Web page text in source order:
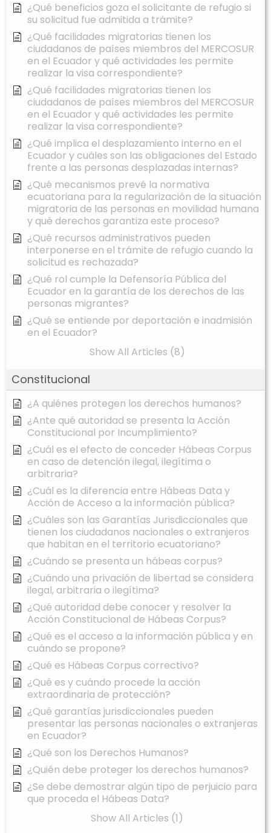
¿Qué beneficios goza el solicitante de refugio si
su solicitud fue admitida a trámite?
¿Qué facilidades migratorias tienen los
ciudadanos de países miembros del MERCOSUR
en el Ecuador y qué actividades les permite
realizar la visa correspondiente?
¿Qué facilidades migratorias tienen los
ciudadanos de países miembros del MERCOSUR
en el Ecuador y qué actividades les permite
realizar la visa correspondiente?
¿Qué implica el desplazamiento interno en el
Ecuador y cuáles son las obligaciones del Estado
frente a las personas desplazadas internas?
¿Qué mecanismos prevé la normativa
ecuatoriana para la regularización de la situación
migratoria de las personas en movilidad humana
y qué derechos garantiza este proceso?
¿Qué recursos administrativos pueden
interponerse en el trámite de refugio cuando la
solicitud es rechazada?
¿Qué rol cumple la Defensoría Pública del
Ecuador en la garantía de los derechos de las
personas migrantes?
¿Qué se entiende por deportación e inadmisión
en el Ecuador?
Show All Articles (8)
Constitucional
¿A quiénes protegen los derechos humanos?
¿Ante qué autoridad se presenta la Acción
Constitucional por Incumplimiento?
¿Cuál es el efecto de conceder Hábeas Corpus
en caso de detención ilegal, ilegítima o
arbitraria?
¿Cuál es la diferencia entre Hábeas Data y
Acción de Acceso a la información pública?
¿Cuáles son las Garantías Jurisdiccionales que
tienen los ciudadanos nacionales o extranjeros
que habitan en el territorio ecuatoriano?
¿Cuándo se presenta un hábeas corpus?
¿Cuándo una privación de libertad se considera
ilegal, arbitraria o ilegítima?
¿Qué autoridad debe conocer y resolver la
Acción Constitucional de Hábeas Corpus?
¿Qué es el acceso a la información pública y en
cuándo se propone?
¿Qué es Hábeas Corpus correctivo?
¿Qué es y cuándo procede la acción
extraordinaria de protección?
¿Qué garantías jurisdiccionales pueden
presentar las personas nacionales o extranjeras
en Ecuador?
¿Qué son los Derechos Humanos?
¿Quién debe proteger los derechos humanos?
¿Se debe demostrar algún tipo de perjuicio para
que proceda el Hábeas Data?
Show All Articles (1)